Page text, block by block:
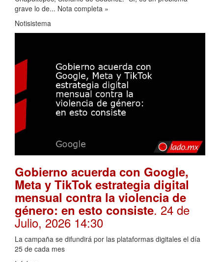
grave lo de... Nota completa »
Notisistema
Gobierno acuerda con Google,
Meta y TikTok estrategia digital
mensual contra la violencia de
género: en esto consiste. 24 de
Julio, 2026 14:30
La campaña se difundirá por las plataformas digitales el día
25 de cada mes